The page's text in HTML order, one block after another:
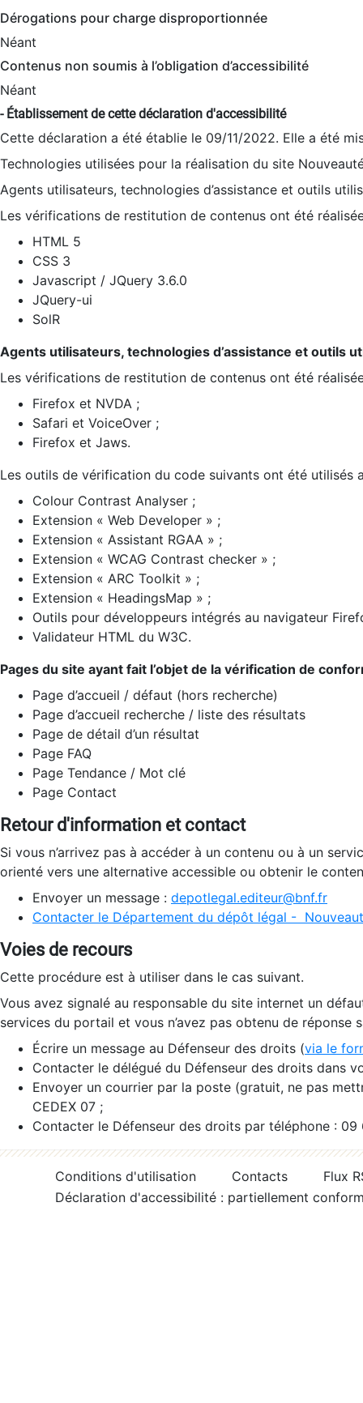
Dérogations pour charge disproportionnée
Néant
Contenus non soumis à l’obligation d’accessibilité
Néant
- Établissement de cette déclaration d'accessibilité
Cette déclaration a été établie le 09/11/2022. Elle a été
Technologies utilisées pour la réalisation du site
Agents utilisateurs, technologies d’assistance et outils
Les vérifications de restitution de contenus ont été
HTML 5
CSS 3
Javascript / JQuery 3.6.0
JQuery-ui
SolR
Agents utilisateurs, technologies d’assistance et outils
Les vérifications de restitution de contenus ont été
Firefox et NVDA ;
Safari et VoiceOver ;
Firefox et Jaws.
Les outils de vérification du code suivants ont été utilisés
Colour Contrast Analyser ;
Extension « Web Developer » ;
Extension « Assistant RGAA » ;
Extension « WCAG Contrast checker » ;
Extension « ARC Toolkit » ;
Extension « HeadingsMap » ;
Outils pour développeurs intégrés au navigateur
Validateur HTML du W3C.
Pages du site ayant fait l’objet de la vérification de
Page d’accueil / défaut (hors recherche)
Page d’accueil recherche / liste des résultats
Page de détail d’un résultat
Page FAQ
Page Tendance / Mot clé
Page Contact
Retour d'information et contact
Si vous n’arrivez pas à accéder à un contenu ou à un
orienté vers une alternative accessible ou obtenir le
Envoyer un message : depotlegal.editeur@bnf.fr
Contacter le Département du dépôt légal -
Voies de recours
Cette procédure est à utiliser dans le cas suivant.
Vous avez signalé au responsable du site internet un
services du portail et vous n’avez pas obtenu de réponse
Écrire un message au Défenseur des droits (via le
Contacter le délégué du Défenseur des droits dans
Envoyer un courrier par la poste (gratuit, ne pas
CEDEX 07 ;
Contacter le Défenseur des droits par téléphone :
Conditions d'utilisation Contacts
Flux
Déclaration d'accessibilité : partiellement